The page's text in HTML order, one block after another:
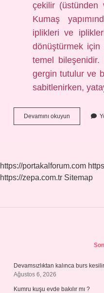
çekilir (üstünden
Kumaş
iplikleri ve
dönüştürmek
temel
gergin tutulur ve
sabitlenirken,
Devamını okuyun
Örmeciliği
https://portakalforum.com
https://zepa.com.tr Sitemap
Devamsızlıktan kalınca burs
Ağustos 6, 2026
Kumru kuşu evde bakılır mı ?